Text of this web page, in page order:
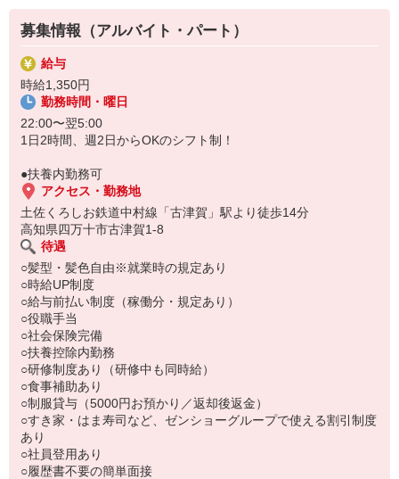
ョーグループ！
その中のひとつ『すき家』でお仕事しませんか？
あなたの笑顔で！
すばやく提供！
他にも、食材の調整や金銭管理、新しく入社したクルーの研修など
様々なお仕事があります。
セルフオーダー、セルフ会計で、現金の受け渡しはほとんどありま
せん。※一部店舗を除く
取り間違いもなく安心でスムーズ♪
マニュアルも用意していますので飲食店が初めての方でも大丈夫！
もちろん先輩クルーがしっかり教えてくれるので安心してくださ
い。
募集情報（アルバイト・パート）
給与
時給1,350円
勤務時間・曜日
22:00〜翌5:00
1日2時間、週2日からOKのシフト制！
●扶養内勤務可
アクセス・勤務地
土佐くろしお鉄道中村線「古津賀」駅より徒歩14分
高知県四万十市古津賀1-8
待遇
○髪型・髪色自由※就業時の規定あり
○時給UP制度
○給与前払い制度（稼働分・規定あり）
○役職手当
○社会保険完備
○扶養控除内勤務
○研修制度あり（研修中も同時給）
○食事補助あり
○制服貸与（5000円お預かり／返却後返金）
○すき家・はま寿司など、ゼンショーグループで使える割引制度
あり
○社員登用あり
○履歴書不要の簡単面接